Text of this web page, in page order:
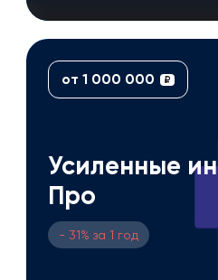
от 1 000 000 ₽
Усиленные
Про
- 31% за 1 год